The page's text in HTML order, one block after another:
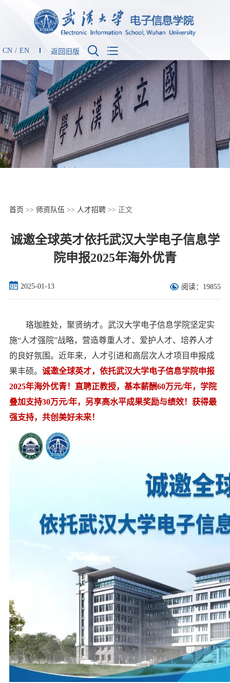
CN / EN 返回旧版  
首页 >> 师资队伍 >> 人才招聘>> 正文
诚邀全球英才依托武汉大学电子信息学
院申报2025年海外优青
2025-01-13 阅读：19855
珞珈胜处，聚贤纳才。武汉大学电子信息学院坚定实
施“人才强院”战略，营造尊重人才、爱护人才、培养人才
的良好氛围。近年来，人才引进和高层次人才项目申报成
果丰硕。 诚邀全球英才，依托武汉大学电子信息学院申报
2025年海外优青！直聘正教授，基本薪酬60万元/年，学院
叠加支持30万元/年，另享高水平成果奖励与绩效！获得最
强支持，共创美好未来！